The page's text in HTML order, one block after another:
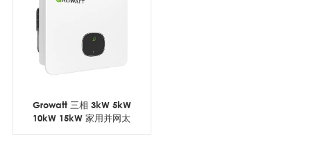
Growatt 三相 3kW 5kW
10kW 15kW 家用并网太